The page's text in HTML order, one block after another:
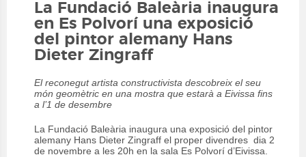
La Fundació Baleària inaugura
en Es Polvorí una exposició
del pintor alemany Hans
Dieter Zingraff
El reconegut artista constructivista descobreix el seu
món geomètric en una mostra que estarà a Eivissa fins
a l’1 de desembre
La Fundació Baleària inaugura una exposició del pintor
alemany Hans Dieter Zingraff el proper divendres dia 2
de novembre a les 20h en la sala Es Polvorí d’Eivissa.